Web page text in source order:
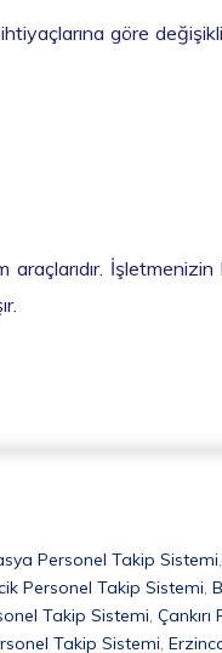
göre
Personel Takip Sistemi,
Personel Takip Sistemi,
Takip Sistemi,
Takip Sistemi,